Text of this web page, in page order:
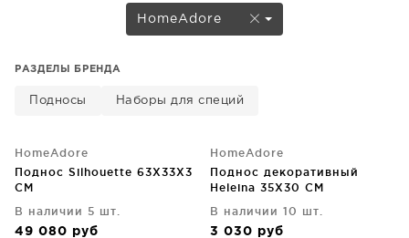
HomeAdore
РАЗДЕЛЫ БРЕНДА
Подносы Наборы для специй
HomeAdore
Поднос Silhouette 63X33X3
CM
В наличии 5 шт.
49 080 руб
HomeAdore
Поднос декоративный
Heleina 35X30 CM
В наличии 10 шт.
3 030 руб